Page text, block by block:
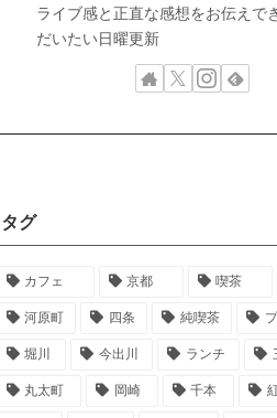
ライブ感と正直な感想をお伝えで
だいたい日曜更新
タグ
カフェ 京都 喫茶
河原町 四条 純喫茶
堀川 今出川 ランチ
丸太町 岡崎 千本